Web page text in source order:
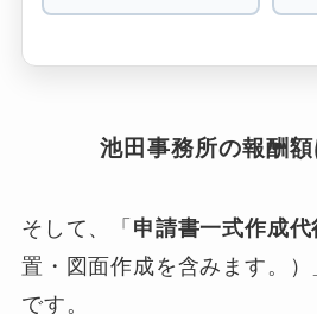
池田事務所の報酬額
そして、「 申請書一式作成代
置・図面作成を含みます。）
です。